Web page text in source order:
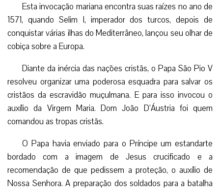
Esta invocação mariana encontra suas raízes no ano de
1571, quando Selim I, imperador dos turcos, depois de
conquistar várias ilhas do Mediterrâneo, lançou seu olhar de
cobiça sobre a Europa.
Diante da inércia das nações cristãs, o Papa São Pio V
resolveu organizar uma poderosa esquadra para salvar os
cristãos da escravidão muçulmana. E para isso invocou o
auxílio da Virgem Maria. Dom João D’Áustria foi quem
comandou as tropas cristãs.
O Papa havia enviado para o Príncipe um estandarte
bordado com a imagem de Jesus crucificado e a
recomendação de que pedissem a proteção, o auxílio de
Nossa Senhora. A preparação dos soldados para a batalha